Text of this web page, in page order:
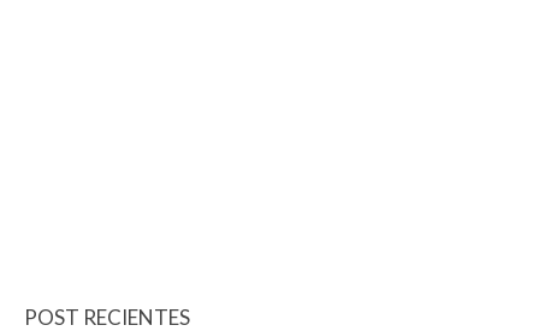
POST RECIENTES